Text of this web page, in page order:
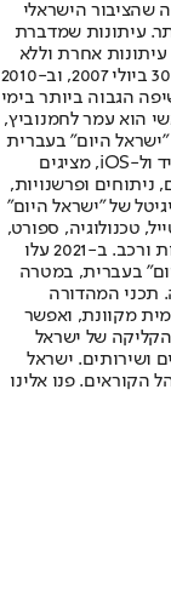
שהציבור הישראלי
עיתונות שמדברת
עיתונות אחרת וללא
תשלום. המהדורה המודפסת הראשונה פורסמה ב-30 ביולי 2007, וב-2010
הגבוה ביותר בימי
הוא עמר לחמנוביץ,
היום" בעברית
ובאנגלית, כמו כן היישומונים (אפליקציות) לאנדרואיד ול-iOS, מציגים
ניתוחים ופרשנויות,
של "ישראל היום"
טכנולוגיה, ספורט,
כלכלה וצרכנות, בריאות, חיילים, אוכל, יהדות, תיירות ורכב. ב-2021 עלו
בעברית, במטרה
תכני המהדורה
מקוונת, ואפשר
של ישראל
ושירותים. ישראל
הקוראים. פנו אלינו